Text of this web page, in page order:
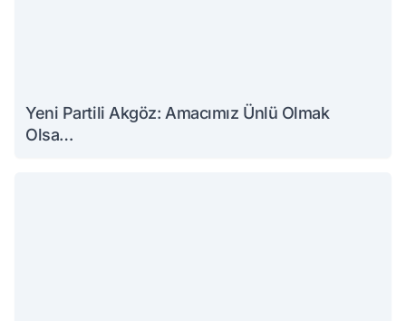
Yeni Partili Akgöz: Amacımız Ünlü Olmak
Olsa…